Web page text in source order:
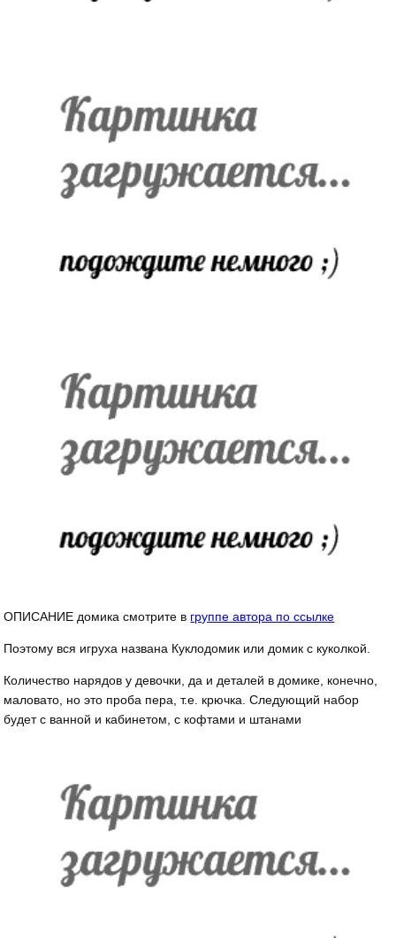
ОПИСАНИЕ домика смотрите в группе автора по ссылке
Поэтому вся игруха названа Куклодомик или домик с куколкой.
Количество нарядов у девочки, да и деталей в домике, конечно,
маловато, но это проба пера, т.е. крючка. Следующий набор
будет с ванной и кабинетом, с кофтами и штанами